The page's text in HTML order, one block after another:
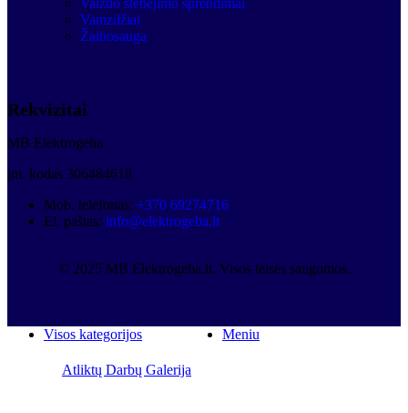
Vamzdžiai
Žaibosauga
Rekvizitai
MB Elektrogeba
įm. kodas 306484618
Mob. telefonas: +370 69274716
El. paštas: info@elektrogeba.lt
© 2025 MB Elektrogeba.lt. Visos teisės saugomos.
Meniu
Visos kategorijos
Atliktų Darbų Galerija